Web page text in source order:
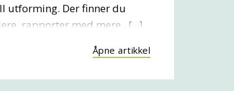
utforming. Der finner du
rapporter med mere. [...]
Åpne artikkel